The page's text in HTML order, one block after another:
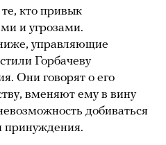
кто привык
и угрозами.
управляющие
Горбачеву
Они говорят о его
вменяют ему в вину
добиваться
принуждения.